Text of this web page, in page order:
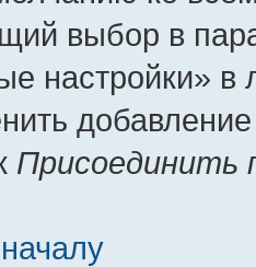
выбор в
настройки»
Присоединить